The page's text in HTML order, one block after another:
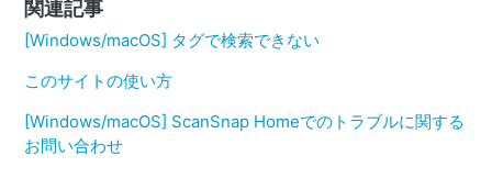
関連記事
[Windows/macOS] タグで検索できない
このサイトの使い方
[Windows/macOS] ScanSnap Homeでのトラブルに関する
お問い合わせ